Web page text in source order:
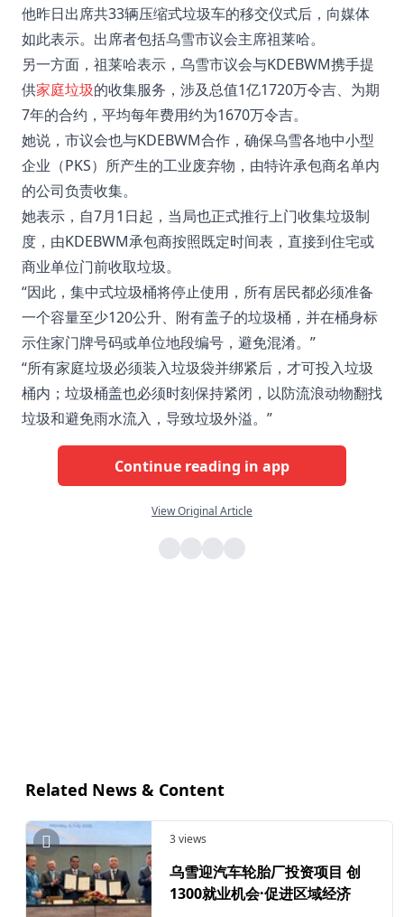
他昨日出席共33辆压缩式垃圾车的移交仪式后，向媒体
如此表示。出席者包括乌雪市议会主席祖莱哈。
另一方面，祖莱哈表示，乌雪市议会与KDEBWM携手提
供家庭垃圾的收集服务，涉及总值1亿1720万令吉、为期
7年的合约，平均每年费用约为1670万令吉。
她说，市议会也与KDEBWM合作，确保乌雪各地中小型
企业（PKS）所产生的工业废弃物，由特许承包商名单内
的公司负责收集。
她表示，自7月1日起，当局也正式推行上门收集垃圾制
度，由KDEBWM承包商按照既定时间表，直接到住宅或
商业单位门前收取垃圾。
“因此，集中式垃圾桶将停止使用，所有居民都必须准备
一个容量至少120公升、附有盖子的垃圾桶，并在桶身标
示住家门牌号码或单位地段编号，避免混淆。”
“所有家庭垃圾必须装入垃圾袋并绑紧后，才可投入垃圾
桶内；垃圾桶盖也必须时刻保持紧闭，以防流浪动物翻找
垃圾和避免雨水流入，导致垃圾外溢。”
Continue reading in app
View Original Article
Related News & Content
3 views
乌雪迎汽车轮胎厂投资项目 创
1300就业机会·促进区域经济